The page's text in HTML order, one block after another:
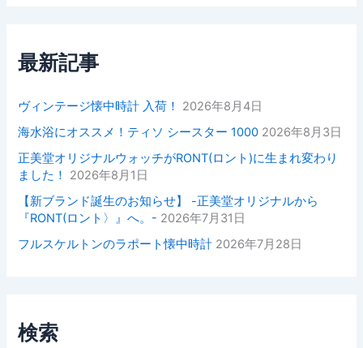
最新記事
ヴィンテージ懐中時計 入荷！
2026年8月4日
海水浴にオススメ！ティソ シースター 1000 2026年8月3日
正美堂オリジナルウォッチがRONT(ロント)に生まれ変わり
ました！
2026年8月1日
【新ブランド誕生のお知らせ】 -正美堂オリジナルから
『RONT(ロント〉』へ。- 2026年7月31日
フルスケルトンのラポート懐中時計 2026年7月28日
検索